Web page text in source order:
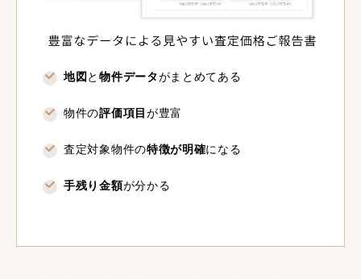
地図 と物件データがまとめてある
物件の評価項目 が豊富
査定対象物件の特徴が明確になる
手残り金額が分かる